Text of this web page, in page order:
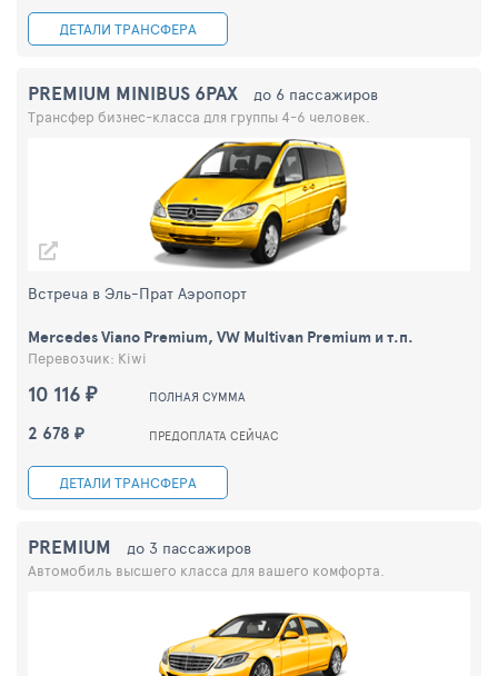
ДЕТАЛИ ТРАНСФЕРА
10 116 ₽ ПОЛНАЯ СУММА
2 678 ₽ ПРЕДОПЛАТА СЕЙЧАС
ДЕТАЛИ ТРАНСФЕРА
Встреча в Эль-Прат Аэропорт
PREMIUM MINIBUS 6PAX до 6 пассажиров
Трансфер бизнес-класса для группы 4-6 человек.
Mercedes Viano Premium, VW Multivan Premium и т.п.
Перевозчик: Kiwi
PREMIUM до 3 пассажиров
Автомобиль высшего класса для вашего комфорта.